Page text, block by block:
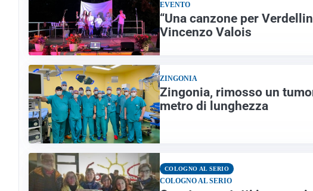
EVENTO
“Una canzone per
Vincenzo Valois
ZINGONIA
Zingonia, rimosso un
metro di lunghezza
COLOGNO AL SERIO
COLOGNO AL SERIO